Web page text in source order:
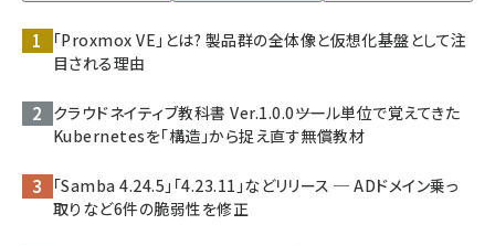
「Proxmox VE」とは? 製品群の全体像と仮想化基盤として注
目される理由
クラウドネイティブ教科書 Ver.1.0.0――ツール単位で覚えてきた
Kubernetesを「構造」から捉え直す無償教材
「Samba 4.24.5」「4.23.11」などリリース ─ ADドメイン乗っ
取りなど6件の脆弱性を修正